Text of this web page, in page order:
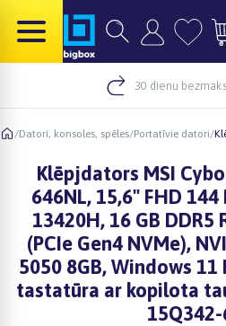
30 dienu
/Datori, konsoles, spēles/Portatīvie datori/
Klēpjdators MSI
646NL, 15,6" FHD
13420H, 16 GB DDR5
(PCIe Gen4 NVMe),
5050 8GB, Windows 11
tastatūra ar kopilota